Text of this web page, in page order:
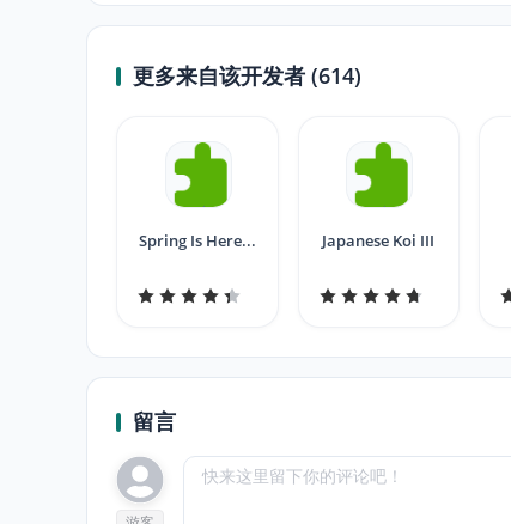
更多来自该开发者 (614)
Spring Is Here... Japanese Koi III
留言